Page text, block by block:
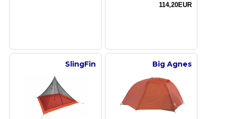
114,20EUR
SlingFin Big Agnes